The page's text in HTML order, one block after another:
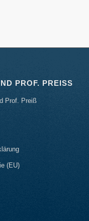
PROF. PREISS
Prof. Preiß
(EU)